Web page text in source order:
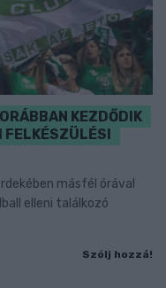
KEZDŐDIK
FELKÉSZÜLÉSI
másfél órával
elleni találkozó
Szólj hozzá!